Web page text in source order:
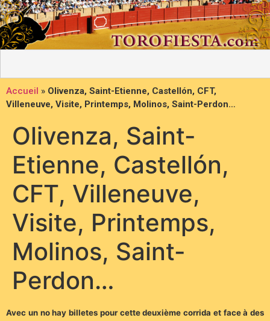
Accueil » Olivenza, Saint-Etienne, Castellón, CFT,
Villeneuve, Visite, Printemps, Molinos, Saint-Perdon…
Olivenza, Saint-
Etienne, Castellón,
CFT, Villeneuve,
Visite, Printemps,
Molinos, Saint-
Perdon…
Avec un no hay billetes pour cette deuxième corrida et face à des